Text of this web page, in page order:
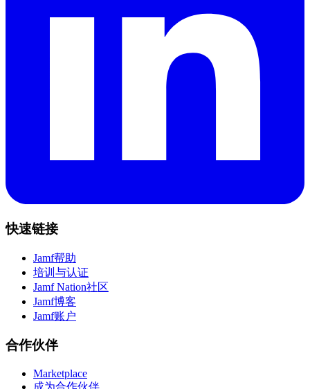
快速链接
Jamf帮助
培训与认证
Jamf Nation社区
Jamf博客
Jamf账户
合作伙伴
Marketplace
成为合作伙伴